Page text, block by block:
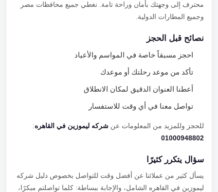
محترف إلى وجهتك بأمان وراحة تامة. نغطي جميع محافظات مصر
وجميع المطارات الدولية.
نصائح قبل الحجز
احجز مسبقاً خاصة في المواسم والأعياد
تأكد من موعد رحلتك أو موعدك
أعطنا العنوان الدقيق لمكان الانطلاق
تواصل معنا في أي وقت للاستفسار
للحجز وللمزيد من المعلومات عنشركه ليموزين في القاهره:
01000948802
سؤال يتكرر كثيرًا
يسأل كثير من عملائنا عن أفضل وقت للتواصل بخصوص دليل شركه
ليموزين في القاهره الشامل، والإجابة ببساطة: كلما تواصلتم مبكرًا،